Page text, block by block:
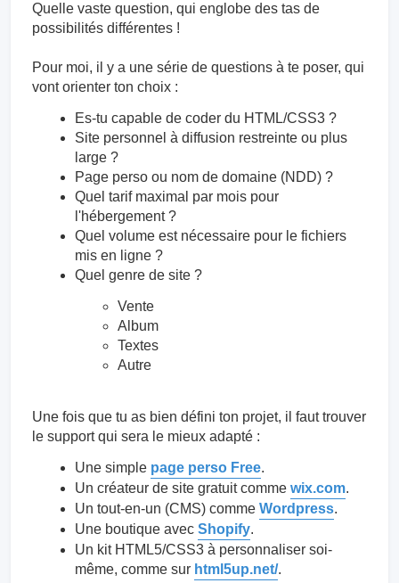
Quelle vaste question, qui englobe des tas de
possibilités différentes !
Pour moi, il y a une série de questions à te poser, qui
vont orienter ton choix :
Es-tu capable de coder du HTML/CSS3 ?
Site personnel à diffusion restreinte ou plus
large ?
Page perso ou nom de domaine (NDD) ?
Quel tarif maximal par mois pour
l'hébergement ?
Quel volume est nécessaire pour le fichiers
mis en ligne ?
Quel genre de site ?
Vente
Album
Textes
Autre
Une fois que tu as bien défini ton projet, il faut trouver
le support qui sera le mieux adapté :
Une simple page perso Free.
Un créateur de site gratuit comme wix.com.
Un tout-en-un (CMS) comme Wordpress.
Une boutique avec Shopify.
Un kit HTML5/CSS3 à personnaliser soi-
même, comme sur html5up.net/.